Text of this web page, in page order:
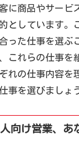
に商品やサービ
としています。
った仕事を選ぶ
これらの仕事を
れの仕事内容を
事を選びましょ
向け営業、あ